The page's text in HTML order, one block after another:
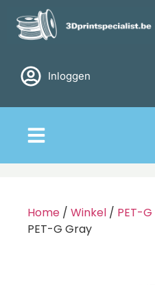
Inloggen
Home / Winkel / PET-G
PET-G Gray